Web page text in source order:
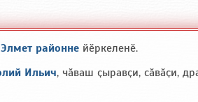
Элмет районне йӗркеленӗ.
Ильич, чӑваш ҫыравҫи, сӑвӑҫи,